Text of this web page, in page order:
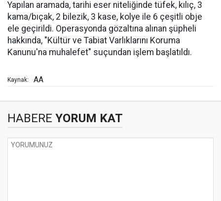
Yapılan aramada, tarihi eser niteliğinde tüfek, kılıç, 3
kama/bıçak, 2 bilezik, 3 kase, kolye ile 6 çeşitli obje
ele geçirildi. Operasyonda gözaltına alınan şüpheli
hakkında, "Kültür ve Tabiat Varlıklarını Koruma
Kanunu'na muhalefet" suçundan işlem başlatıldı.
Kaynak: AA
HABERE YORUM KAT